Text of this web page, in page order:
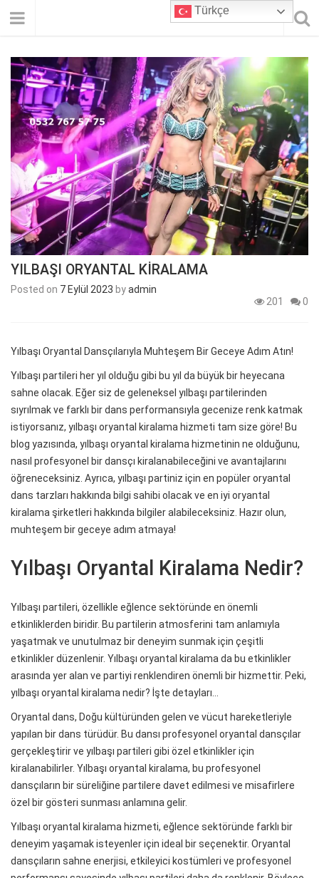
YILBAŞI ORYANTAL KİRALAMA
Posted on 7 Eylül 2023 byadmin
201
0
Yılbaşı Oryantal Dansçılarıyla Muhteşem Bir Geceye Adım Atın!
Yılbaşı partileri her yıl olduğu gibi bu yıl da büyük bir heyecana
sahne olacak. Eğer siz de geleneksel yılbaşı partilerinden
sıyrılmak ve farklı bir dans performansıyla gecenize renk katmak
istiyorsanız, yılbaşı oryantal kiralama hizmeti tam size göre! Bu
blog yazısında, yılbaşı oryantal kiralama hizmetinin ne olduğunu,
nasıl profesyonel bir dansçı kiralanabileceğini ve avantajlarını
öğreneceksiniz. Ayrıca, yılbaşı partiniz için en popüler oryantal
dans tarzları hakkında bilgi sahibi olacak ve en iyi oryantal
kiralama şirketleri hakkında bilgiler alabileceksiniz. Hazır olun,
muhteşem bir geceye adım atmaya!
Yılbaşı Oryantal Kiralama Nedir?
Yılbaşı partileri, özellikle eğlence sektöründe en önemli
etkinliklerden biridir. Bu partilerin atmosferini tam anlamıyla
yaşatmak ve unutulmaz bir deneyim sunmak için çeşitli
etkinlikler düzenlenir. Yılbaşı oryantal kiralama da bu etkinlikler
arasında yer alan ve partiyi renklendiren önemli bir hizmettir. Peki,
yılbaşı oryantal kiralama nedir? İşte detayları…
Oryantal dans, Doğu kültüründen gelen ve vücut hareketleriyle
yapılan bir dans türüdür. Bu dansı profesyonel oryantal dansçılar
gerçekleştirir ve yılbaşı partileri gibi özel etkinlikler için
kiralanabilirler. Yılbaşı oryantal kiralama, bu profesyonel
dansçıların bir süreliğine partilere davet edilmesi ve misafirlere
özel bir gösteri sunması anlamına gelir.
Yılbaşı oryantal kiralama hizmeti, eğlence sektöründe farklı bir
deneyim yaşamak isteyenler için ideal bir seçenektir. Oryantal
dansçıların sahne enerjisi, etkileyici kostümleri ve profesyonel
Türkçe